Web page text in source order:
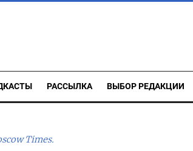
РАССЫЛКА ВЫБОР РЕДАКЦИИ
Times.